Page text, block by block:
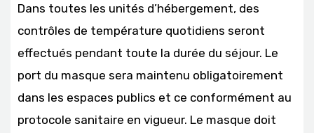
Dans toutes les unités d’hébergement, des
contrôles de température quotidiens seront
effectués pendant toute la durée du séjour. Le
port du masque sera maintenu obligatoirement
dans les espaces publics et ce conformément au
protocole sanitaire en vigueur. Le masque doit